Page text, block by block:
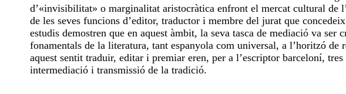
d’«invisibilitat» o marginalitat aristocràtica enfront el mercat cultural de
de les seves funcions d’editor, traductor i membre del jurat que
estudis demostren que en aquest àmbit, la seva tasca de mediació va
fonamentals de la literatura, tant espanyola com universal, a l’horitzó de
aquest sentit traduir, editar i premiar eren, per a l’escriptor barceloní,
intermediació i transmissió de la tradició.